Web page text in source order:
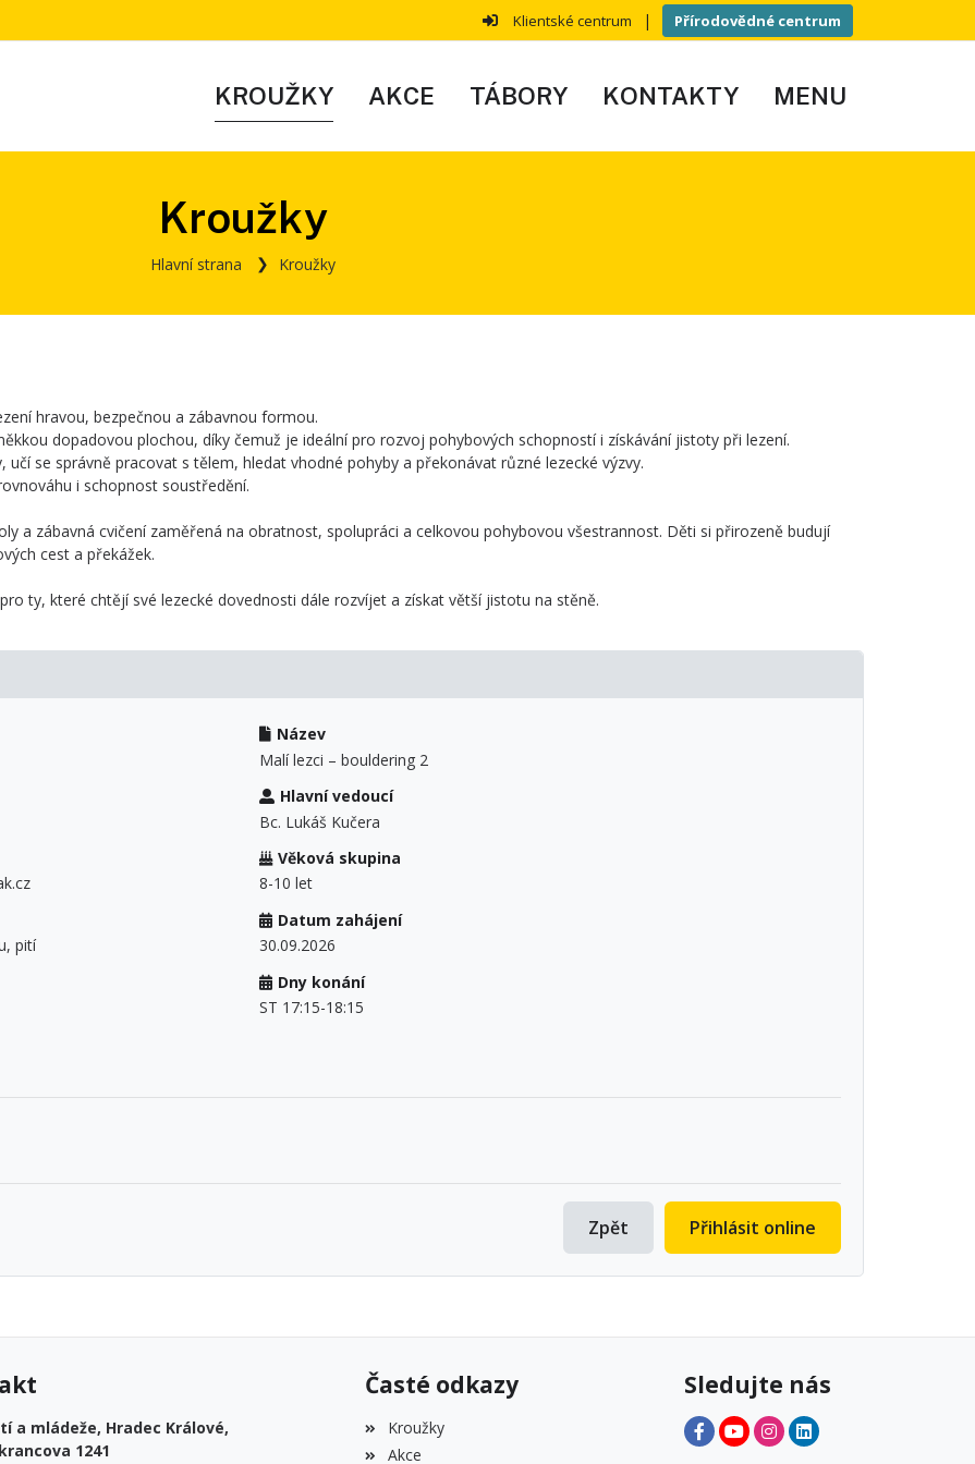
Klientské centrum | Přírodovědné centrum
KROUŽKY AKCE TÁBORY KONTAKTY MENU
Kroužky
Hlavní strana Kroužky
hravou, bezpečnou a zábavnou formou.
dopadovou plochou, díky čemuž je ideální pro rozvoj pohybových schopností i získávání jistoty při lezení.
se správně pracovat s tělem, hledat vhodné pohyby a překonávat různé lezecké výzvy.
i schopnost soustředění.
a zábavná cvičení zaměřená na obratnost, spolupráci a celkovou pohybovou všestrannost. Děti si přirozeně budují
cest a překážek.
ty, které chtějí své lezecké dovednosti dále rozvíjet a získat větší jistotu na stěně.
Název
Malí lezci – bouldering 2
Hlavní vedoucí
Bc. Lukáš Kučera
Věková skupina
8-10 let
pití
Datum zahájení
30.09.2026
Dny konání
ST 17:15-18:15
Přihlásit online
Zpět
a mládeže, Hradec Králové,
1241
Časté odkazy
Kroužky
Akce
Sledujte nás